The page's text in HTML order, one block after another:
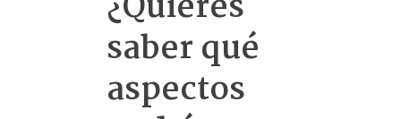
saber qué
aspectos